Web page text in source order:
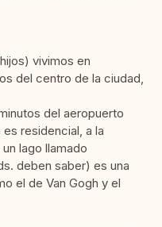
vivimos en
del centro de la ciudad,
del aeropuerto
residencial, a la
lago llamado
deben saber) es una
el de Van Gogh y el